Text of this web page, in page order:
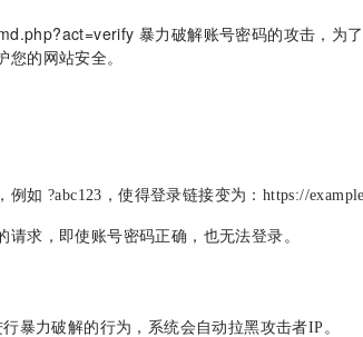
暴力破解账号密码的攻击，为
的网站安全。
如 ?abc123，使得登录链接变为：https://
求，即使账号密码正确，也无法登录。
暴力破解的行为，系统会自动拉黑攻击者IP。